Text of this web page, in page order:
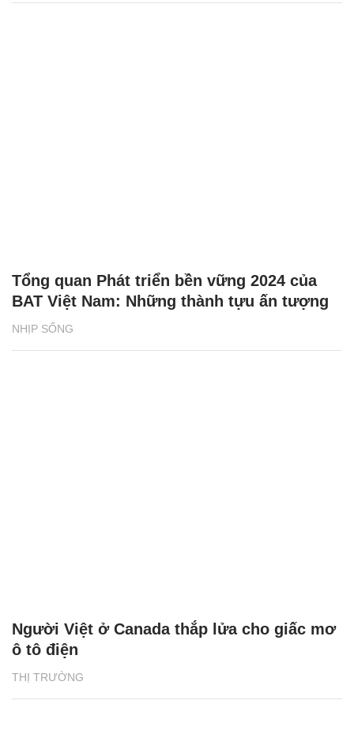
NHỊP SỐNG
Tổng quan Phát triển bền vững 2024 của
BAT Việt Nam: Những thành tựu ấn tượng
THỊ TRƯỜNG
Người Việt ở Canada thắp lửa cho giấc mơ
ô tô điện